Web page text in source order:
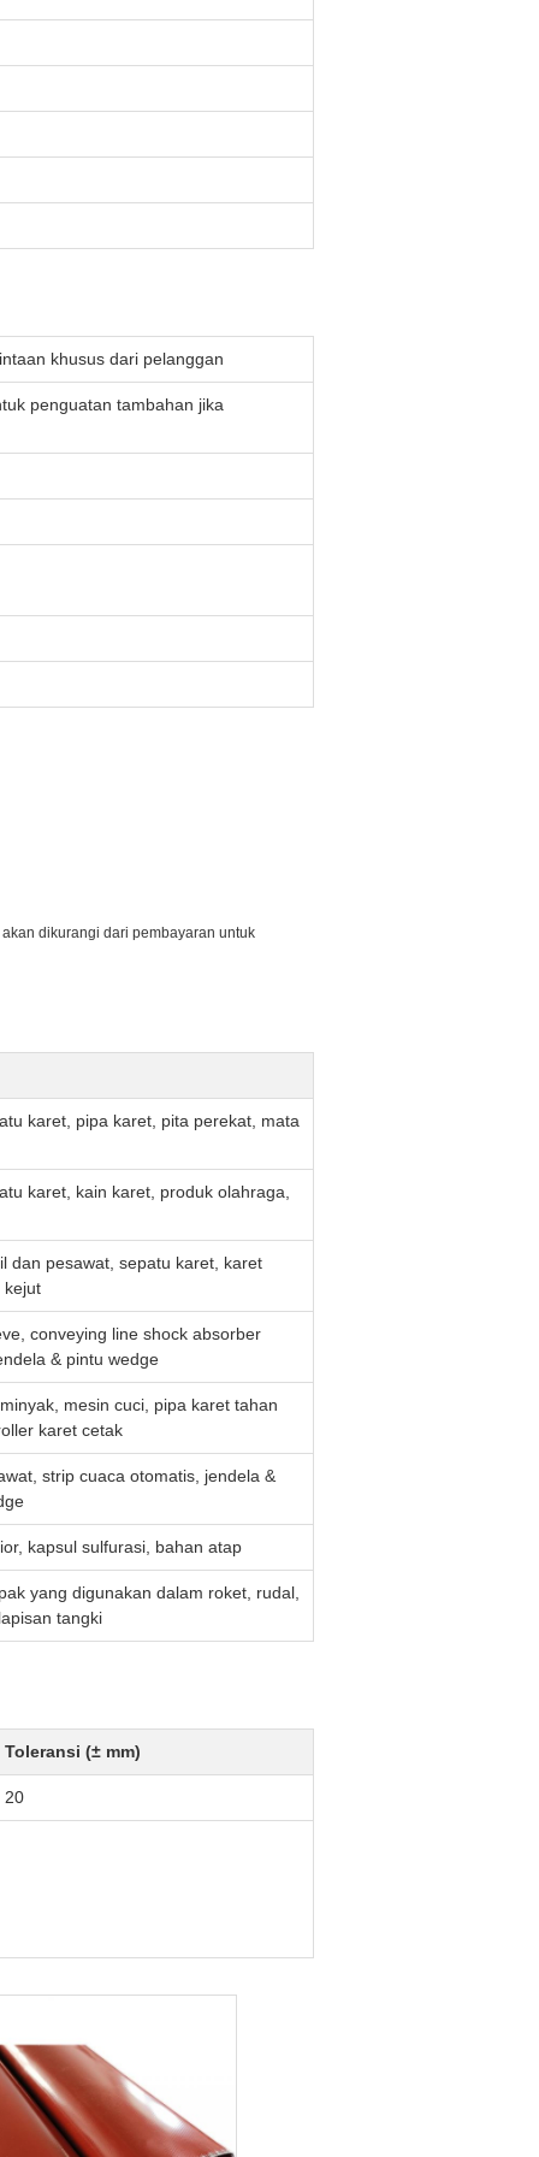
khusus dari pelanggan
penguatan tambahan jika
dikurangi dari pembayaran untuk
karet, pipa karet, pita perekat, mata
karet, kain karet, produk olahraga,
dan pesawat, sepatu karet, karet
kejut
conveying line shock absorber
& pintu wedge
mesin cuci, pipa karet tahan
karet cetak
strip cuaca otomatis, jendela &
kapsul sulfurasi, bahan atap
yang digunakan dalam roket, rudal,
tangki
Toleransi (± mm)
20